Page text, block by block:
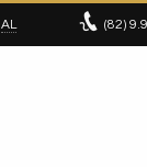
AL (82)